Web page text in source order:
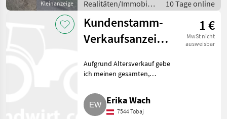
Kleinanzeige
Realitäten/Immobilien
/ Sonstige
Immobilien
10 Tage online
Kundenstamm-
Verkaufsanzeige
Salzburg
1 €
MwSt nicht
ausweisbar
Aufgrund Altersverkauf gebe
ich meinen gesamten,
Kundenstamm im Bereich
Kartoffeln, Zwiebeln und
Schälkartoffeln ab.
Erika Wach
7544 Tobaj